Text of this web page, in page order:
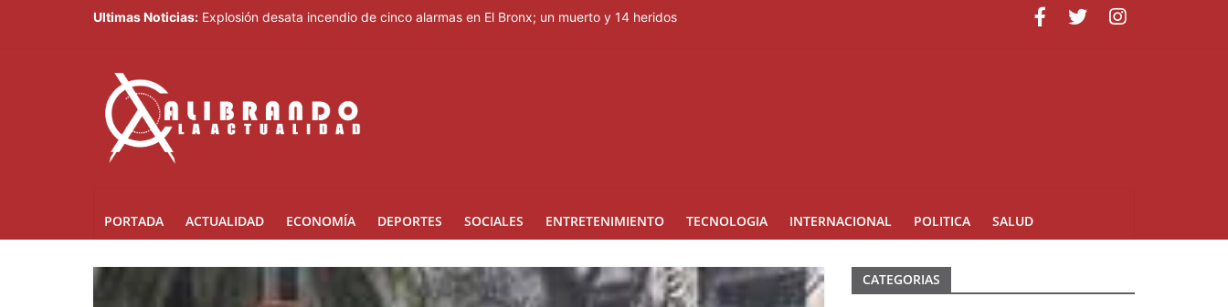
Ultimas Noticias: Explosión desata incendio de cinco alarmas en El Bronx; un muerto y 14 heridos
PORTADA ACTUALIDAD ECONOMÍA DEPORTES SOCIALES ENTRETENIMIENTO TECNOLOGIA INTERNACIONAL POLITICA SALUD
CATEGORIAS